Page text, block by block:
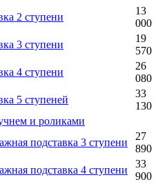
2 ступени
13
000
3 ступени
19
570
4 ступени
26
080
5 ступеней
33
130
и роликами
подставка 3 ступени
27
890
подставка 4 ступени
33
900